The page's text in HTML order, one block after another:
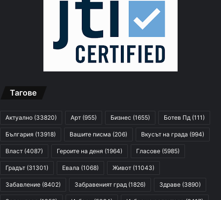
Тагове
Актуално (33820) Арт (955) Бизнес (1655) Ботев Пд (111)
България (13918) Вашите писма (206) Вкусът на града (994)
Власт (4087) Героите на деня (1964) Гласове (5985)
Градът (31301) Евала (1068) Живот (11043)
Забавление (8402) Забравеният град (1826) Здраве (3890)